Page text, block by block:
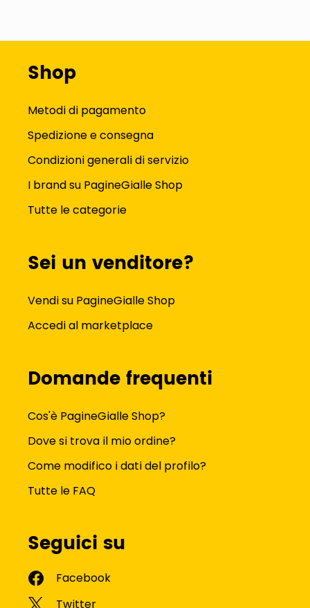
Shop
Metodi di pagamento
Spedizione e consegna
Condizioni generali di servizio
I brand su PagineGialle Shop
Tutte le categorie
Sei un venditore?
Vendi su PagineGialle Shop
Accedi al marketplace
Domande frequenti
Cos'è PagineGialle Shop?
Dove si trova il mio ordine?
Come modifico i dati del profilo?
Tutte le FAQ
Seguici su